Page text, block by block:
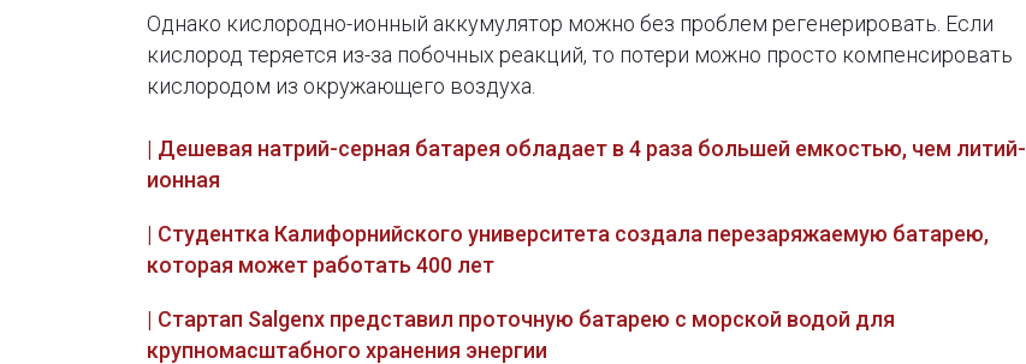
Однако кислородно-ионный аккумулятор можно без проблем регенерировать. Если
кислород теряется из-за побочных реакций, то потери можно просто компенсировать
кислородом из окружающего воздуха.
| Дешевая натрий-серная батарея обладает в 4 раза большей емкостью, чем литий-
ионная
| Студентка Калифорнийского университета создала перезаряжаемую батарею,
которая может работать 400 лет
| Стартап Salgenx представил проточную батарею с морской водой для
крупномасштабного хранения энергии